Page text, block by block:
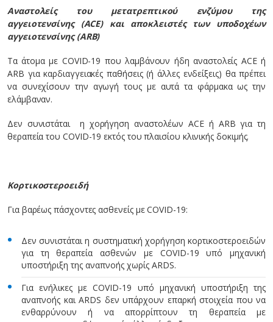
Αναστολείς του μετατρεπτικού ενζύμου της
αγγειοτενσίνης (ACE) και αποκλειστές των υποδοχέων
αγγειοτενσίνης (ARB)
Τα άτομα με COVID-19 που λαμβάνουν ήδη αναστολείς ACE ή
ARB για καρδιαγγειακές παθήσεις (ή άλλες ενδείξεις) θα πρέπει
να συνεχίσουν την αγωγή τους με αυτά τα φάρμακα ως την
ελάμβαναν.
Δεν συνιστάται η χορήγηση αναστολέων ACE ή ARB για τη
θεραπεία του COVID-19 εκτός του πλαισίου κλινικής δοκιμής.
Κορτικοστεροειδή
Για βαρέως πάσχοντες ασθενείς με COVID-19:
Δεν συνιστάται η συστηματική χορήγηση κορτικοστεροειδών
για τη θεραπεία ασθενών με COVID-19 υπό μηχανική
υποστήριξη της αναπνοής χωρίς ARDS.
Για ενήλικες με COVID-19 υπό μηχανική υποστήριξη της
αναπνοής και ARDS δεν υπάρχουν επαρκή στοιχεία που να
ενθαρρύνουν ή να απορρίπτουν τη θεραπεία με